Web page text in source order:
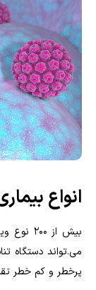
انواع
می.تواند دستگاه
پرخطر و کم خطر